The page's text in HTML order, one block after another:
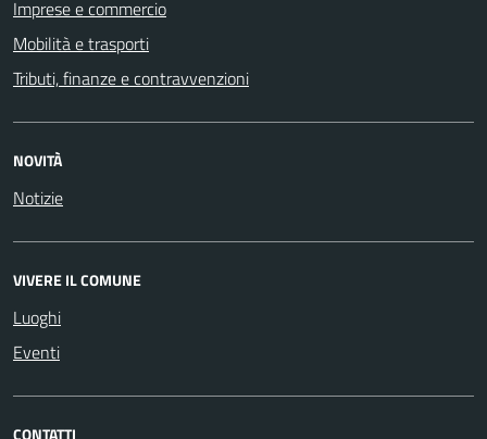
Imprese e commercio
Mobilità e trasporti
Tributi, finanze e contravvenzioni
NOVITÀ
Notizie
VIVERE IL COMUNE
Luoghi
Eventi
CONTATTI